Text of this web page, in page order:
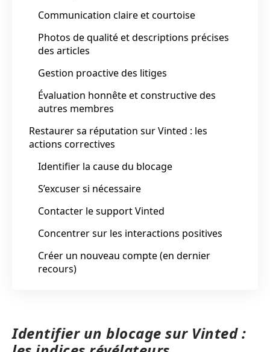
Communication claire et courtoise
Photos de qualité et descriptions précises
des articles
Gestion proactive des litiges
Évaluation honnête et constructive des
autres membres
Restaurer sa réputation sur Vinted : les
actions correctives
Identifier la cause du blocage
S’excuser si nécessaire
Contacter le support Vinted
Concentrer sur les interactions positives
Créer un nouveau compte (en dernier
recours)
Identifier un blocage sur Vinted :